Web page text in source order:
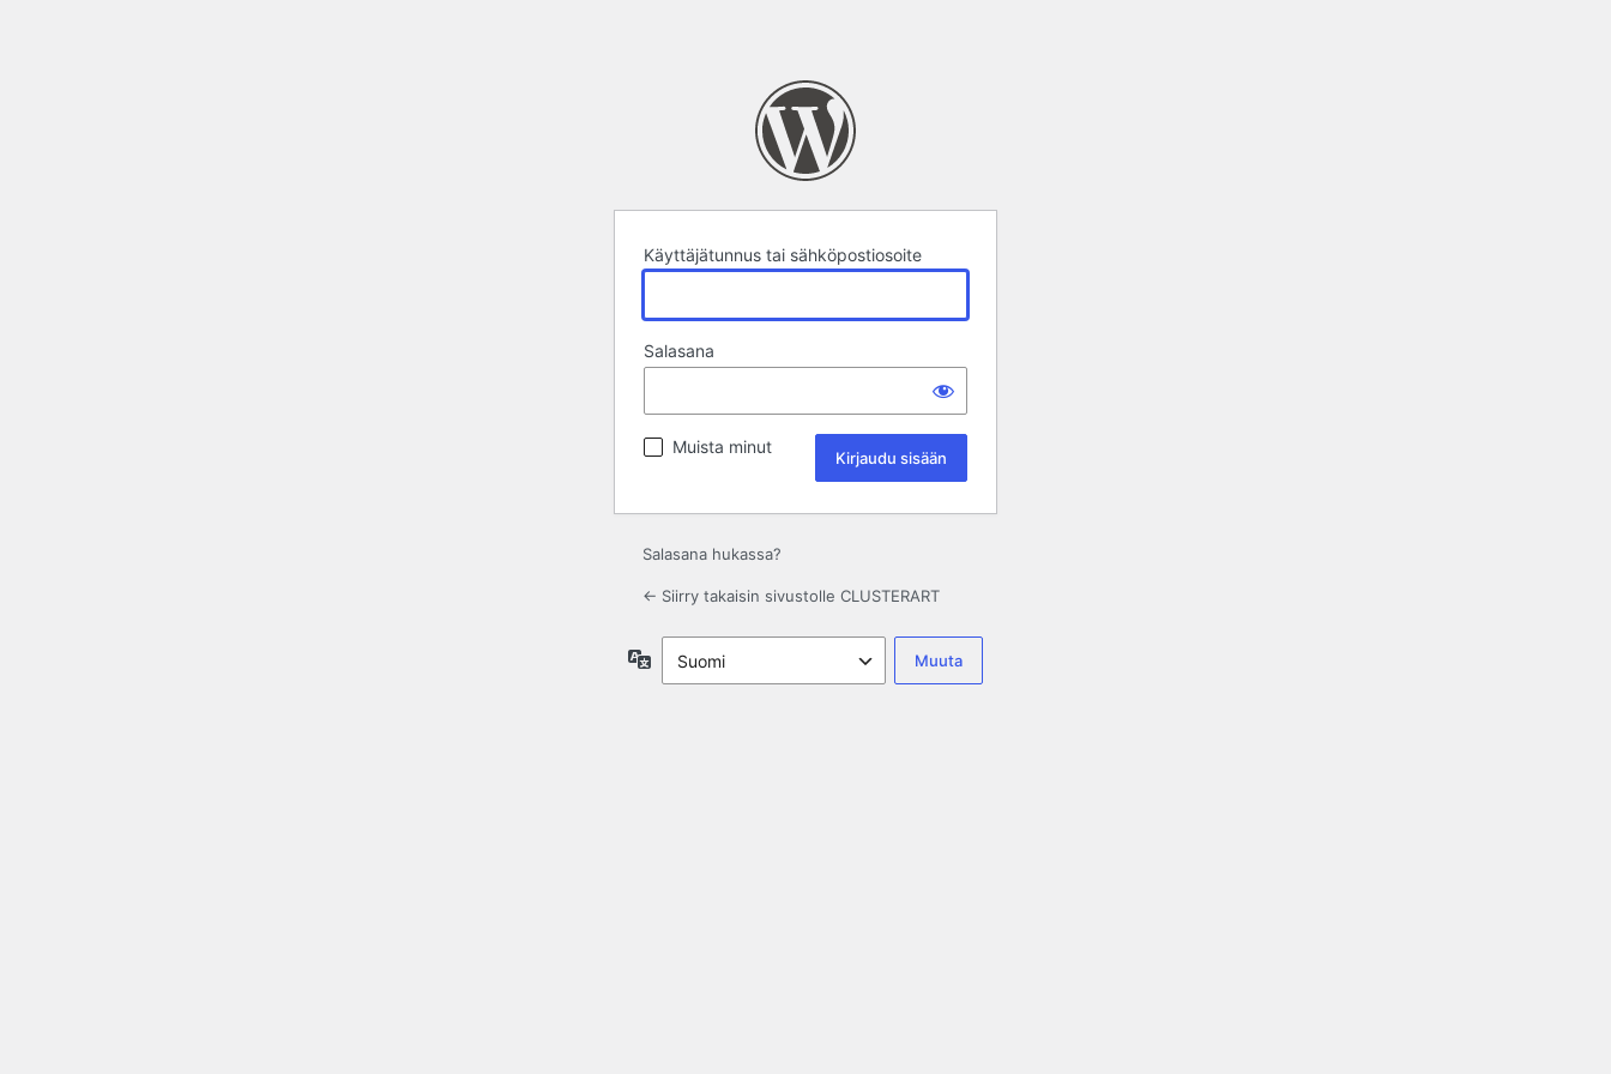
Käyttäjätunnus tai sähköpostiosoite
Salasana
Muista minut
Salasana hukassa?
← Siirry takaisin sivustolle CLUSTERART
Kieli